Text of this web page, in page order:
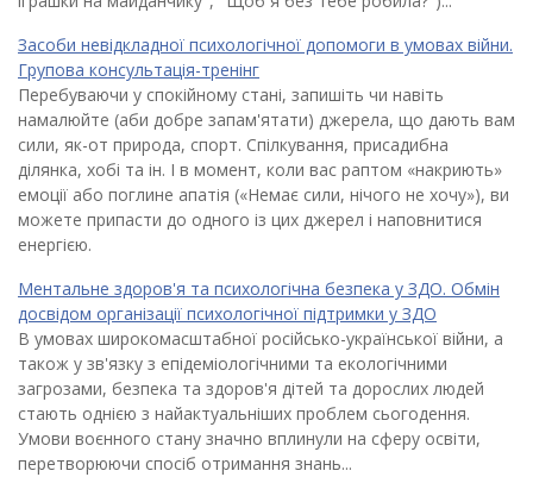
Засоби невідкладної психологічної допомоги в умовах війни.
Групова консультація-тренінг
Перебуваючи у спокійному стані, запишіть чи навіть
намалюйте (аби добре запам'ятати) джерела, що дають вам
сили, як-от природа, спорт. Спілкування, присадибна
ділянка, хобі та ін. І в момент, коли вас раптом «накриють»
емоції або поглине апатія («Немає сили, нічого не хочу»), ви
можете припасти до одного із цих джерел і наповнитися
енергією.
Ментальне здоров'я та психологічна безпека у ЗДО. Обмін
досвідом організації психологічної підтримки у ЗДО
В умовах широкомасштабної російсько-української війни, а
також у зв'язку з епідеміологічними та екологічними
загрозами, безпека та здоров'я дітей та дорослих людей
стають однією з найактуальніших проблем сьогодення.
Умови воєнного стану значно вплинули на сферу освіти,
перетворюючи спосіб отримання знань...